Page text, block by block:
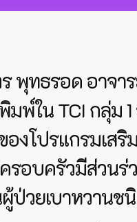
พุทธรอด อาจา
พ์ใน TCI กลุ่ม 1
องโปรแกรมเสริ
รอบครัวมีส่วนร่
ป่วยเบาหวานช